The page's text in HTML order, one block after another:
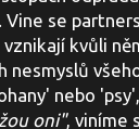
se
kvůli
nebo
oni", viníme